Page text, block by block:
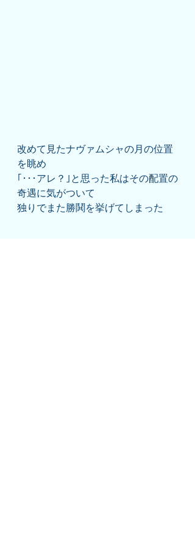
改めて見たナヴァムシャの月の位置
を眺め
｢･･･アレ？｣と思った私はその配置の
奇遇に気がついて
独りでまた勝鬨を挙げてしまった